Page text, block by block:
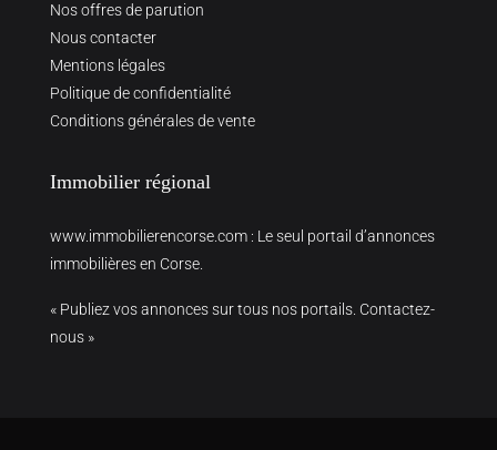
Nos offres de parution
Nous contacter
Mentions légales
Politique de confidentialité
Conditions générales de vente
Immobilier régional
www.immobilierencorse.com : Le seul portail d’annonces
immobilières en Corse.
« Publiez vos annonces sur tous nos portails. Contactez-
nous »